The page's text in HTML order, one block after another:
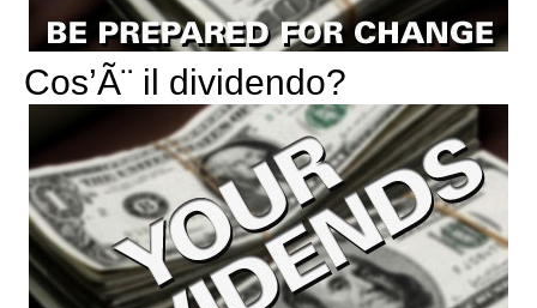
Cos’Ã¨ il dividendo?